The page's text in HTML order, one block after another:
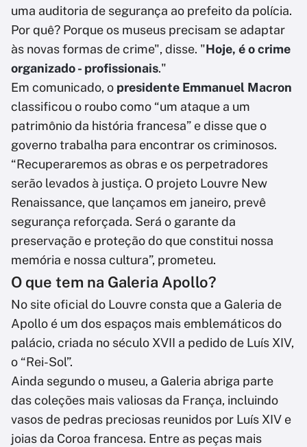
uma auditoria de segurança ao prefeito da polícia.
Por quê? Porque os museus precisam se adaptar
às novas formas de crime", disse. "Hoje, é o crime
organizado - profissionais."
Em comunicado, o presidente Emmanuel Macron
classificou o roubo como “um ataque a um
patrimônio da história francesa” e disse que o
governo trabalha para encontrar os criminosos.
“Recuperaremos as obras e os perpetradores
serão levados à justiça. O projeto Louvre New
Renaissance, que lançamos em janeiro, prevê
segurança reforçada. Será o garante da
preservação e proteção do que constitui nossa
memória e nossa cultura”, prometeu.
O que tem na Galeria Apollo?
No site oficial do Louvre consta que a Galeria de
Apollo é um dos espaços mais emblemáticos do
palácio, criada no século XVII a pedido de Luís XIV,
o “Rei-Sol”.
Ainda segundo o museu, a Galeria abriga parte
das coleções mais valiosas da França, incluindo
vasos de pedras preciosas reunidos por Luís XIV e
joias da Coroa francesa. Entre as peças mais